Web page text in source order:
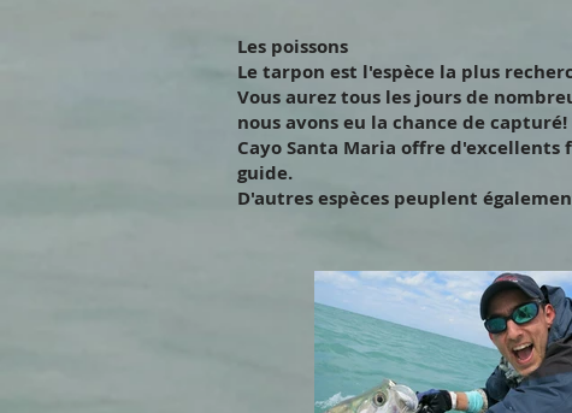
Les poissons
Le tarpon est l'espèce la plus
Vous aurez tous les jours de
nous avons eu la chance de capturé!
Cayo Santa Maria offre d'excellents
guide.
D'autres espèces peuplent